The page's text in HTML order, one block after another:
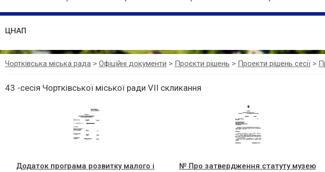
ЦНАП
Чортківська міська рада > Офіційні документи > Проєкти рішень > Проекти рішень сесії >
43 -сесія Чортківської міської ради VII скликання
Додаток програма розвитку малого і
№ Про затвердження статуту музею